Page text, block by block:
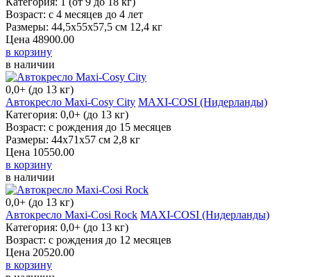
Возраст: с 4 месяцев до 4 лет
Размеры: 44,5х55х57,5 см 12,4 кг
Цена 48900.00
в корзину
в наличии
0,0+ (до 13 кг)
Автокресло Maxi-Cosy City MAXI-COSI (Нидерланды)
Категория: 0,0+ (до 13 кг)
Возраст: с рождения до 15 месяцев
Размеры: 44х71х57 см 2,8 кг
Цена 10550.00
в корзину
в наличии
0,0+ (до 13 кг)
Автокресло Maxi-Cosi Rock MAXI-COSI (Нидерланды)
Категория: 0,0+ (до 13 кг)
Возраст: с рождения до 12 месяцев
Цена 20520.00
в корзину